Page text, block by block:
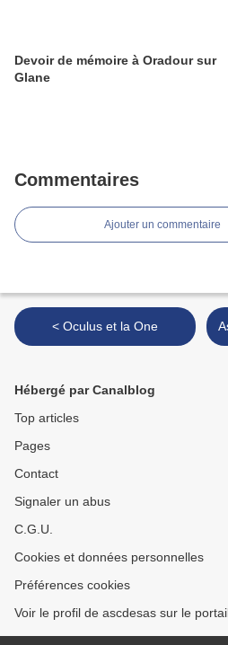
Devoir de mémoire à Oradour sur
Glane
Commentaires
Ajouter un commentaire
< Oculus et la One
Hébergé par Canalblog
Top articles
Pages
Contact
Signaler un abus
C.G.U.
Cookies et données personnelles
Préférences cookies
Voir le profil de ascdesas sur le